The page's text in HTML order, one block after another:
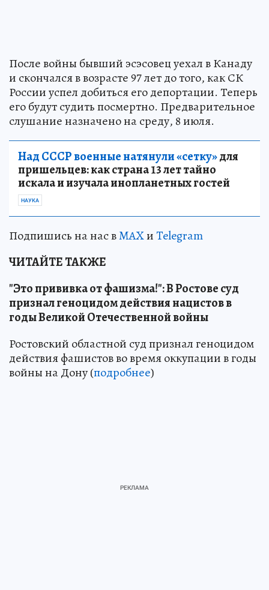
После войны бывший эсэсовец уехал в Канаду
и скончался в возрасте 97 лет до того, как СК
России успел добиться его депортации. Теперь
его будут судить посмертно. Предварительное
слушание назначено на среду, 8 июля.
Над СССР военные натянули «сетку»для
пришельцев: как страна 13 лет тайно
искала и изучала инопланетных гостей
НАУКА
Подпишись на нас вMAXиTelegram
ЧИТАЙТЕ ТАКЖЕ
"Это прививка от фашизма!": В Ростове суд
признал геноцидом действия нацистов в
годы Великой Отечественной войны
Ростовский областной суд признал геноцидом
действия фашистов во время оккупации в годы
войны на Дону (подробнее)